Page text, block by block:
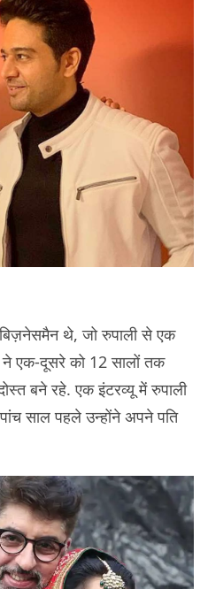
थे, जो रुपाली से एक
एक-दूसरे को 12 सालों तक
बने रहे. एक इंटरव्यू में रुपाली
साल पहले उन्होंने अपने पति